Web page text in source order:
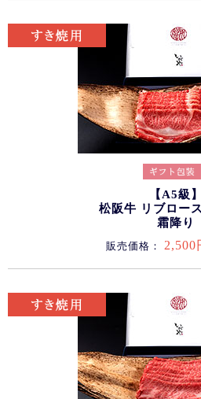
【A5級】
松阪牛 リブロー
霜降り
販売価格： 2,500